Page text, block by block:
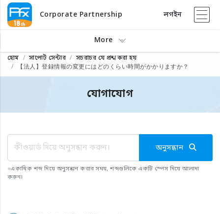
Corporate Partnership লগইন
More
হোম সাপোর্ট সেন্টার
সচরাচর যে প্রশ্ন করা হয়
【法人】登録情報の変更にはどのくらい時間がかかりますか？
যোগাযোগ
অনুসন্ধান
※একাধিক শব্দ দিয়ে অনুসন্ধান করার সময়, শব্দগুলিকে একটি স্পেস দিয়ে আলাদা
করুন।